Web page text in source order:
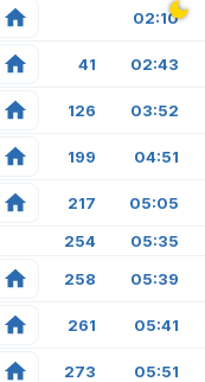
02:10
41 02:43
126 03:52
199 04:51
217 05:05
254 05:35
258 05:39
261 05:41
273 05:51